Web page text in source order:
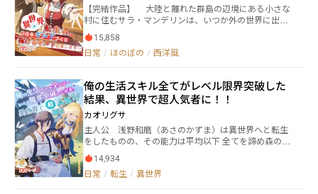
【完結作品】 大陸と離れた群島の辺境にある小さな
村に住むサラ・マンデリンは、いつか外の世界に出た
いと夢見つつ、実際には何も行動しないで働きもせず
に毎日をマイペースに過ごしていた。 自堕落に過ご
す日々は祖父によって支えられていたが、ある日祖父
すはずだった──が。 「え？ ギルド？ しかもラン
ク０って！？」 祖父の遺産のなかにあった底辺ギル
ドも相続してしまったサラは、一転して借金返済に追
われるカツカツな生活に。 「問題ありません。サラ
様。私とともにギルドを運営していきましょう」 祖
父がサラの助けにと託した異世界転生者であるチハ
ヤ・ナゲカワとともに、サラは底辺ギルドから稼げる
ギルドへランクアップを目指す。 「無理無理無理無理
無理～！！！！」 ○第１部 仲間探し～（１話～４４
15,858
日常 / ほのぼの / 西洋風
俺の生活スキル全てがレベル限界突破した
結果、異世界で超人気者に！！
カオリグサ
主人公 浅野和磨（あさのかずま）は異世界へと転生
をしたものの、その能力は平均以下 全てを諦め森の中
へと引きこもっていた 拾った猫のルカとともに森での
んびりと生活していた最中、突如騎士の少女が小屋へ
と飛び込んでくる オークに襲われていた彼女は命から
14,934
日常 / 転生 / 異世界